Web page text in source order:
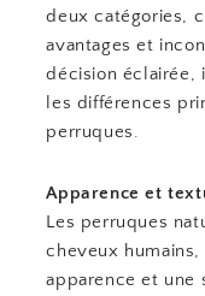
deux catégories,
avantages et
décision éclairée,
les différences
perruques.
Apparence et
Les perruques
cheveux
apparence et une